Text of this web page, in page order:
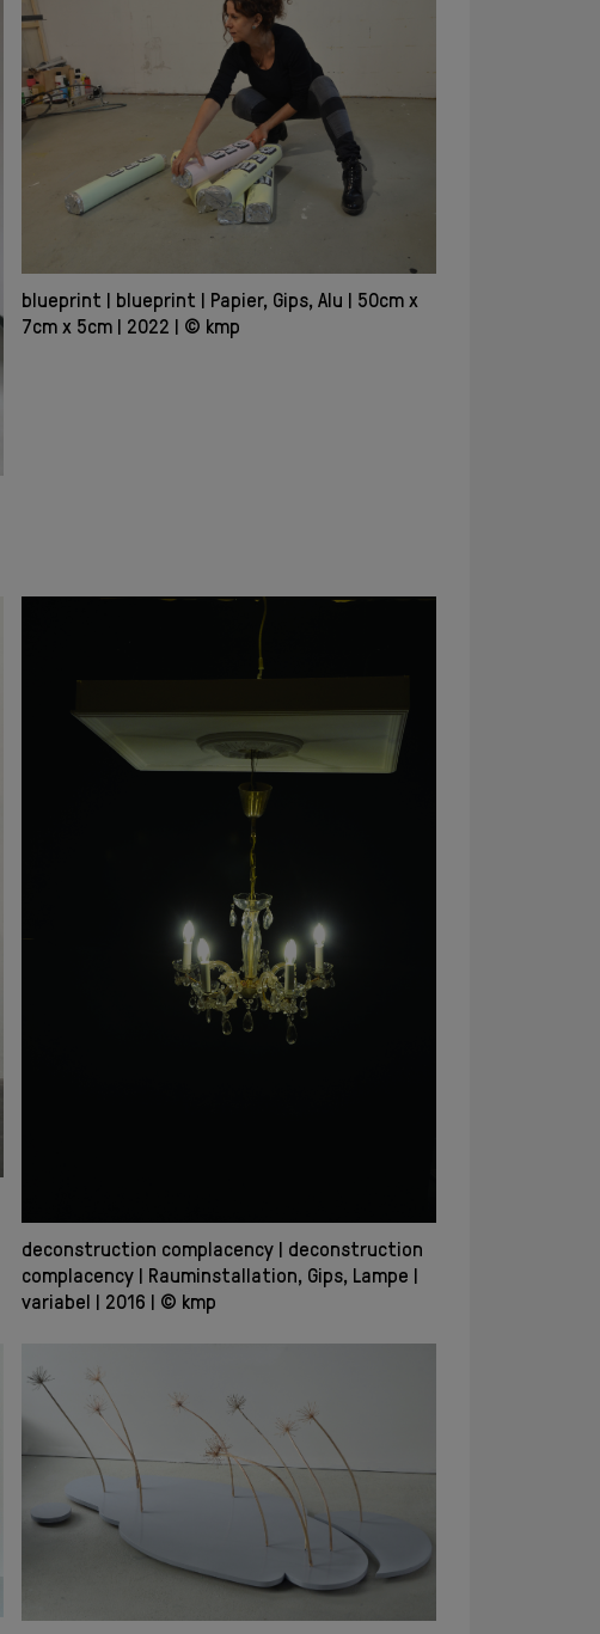
blueprint blueprint Papier, Gips, Alu
50cm x
7cm x 5cm 2022 © kmp
deconstruction complacency deconstruction
complacency Rauminstallation, Gips, Lampe
variabel
2016 © kmp